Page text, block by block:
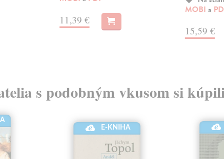
11,39 €
MOBI a
15,59 €
s podobným vkusom si
E-KNIHA